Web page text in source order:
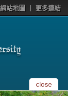
網站地圖 更多連結
close